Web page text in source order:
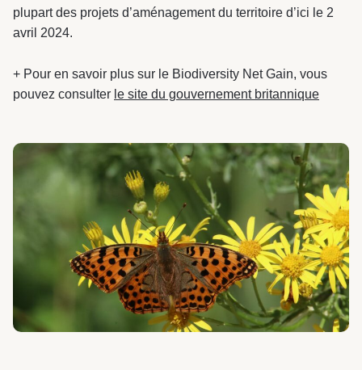
plupart des projets d’aménagement du territoire d’ici le 2
avril 2024.
+ Pour en savoir plus sur le Biodiversity Net Gain, vous
pouvez consulter le site du gouvernement britannique